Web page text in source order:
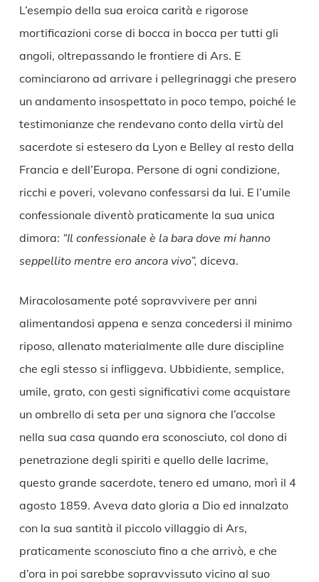
L’esempio della sua eroica carità e rigorose
mortificazioni corse di bocca in bocca per tutti gli
angoli, oltrepassando le frontiere di Ars. E
cominciarono ad arrivare i pellegrinaggi che presero
un andamento insospettato in poco tempo, poiché le
testimonianze che rendevano conto della virtù del
sacerdote si estesero da Lyon e Belley al resto della
Francia e dell’Europa. Persone di ogni condizione,
ricchi e poveri, volevano confessarsi da lui. E l’umile
confessionale diventò praticamente la sua unica
dimora: “Il confessionale è la bara dove mi hanno
seppellito mentre ero ancora vivo”, diceva.
Miracolosamente poté sopravvivere per anni
alimentandosi appena e senza concedersi il minimo
riposo, allenato materialmente alle dure discipline
che egli stesso si infliggeva. Ubbidiente, semplice,
umile, grato, con gesti significativi come acquistare
un ombrello di seta per una signora che l’accolse
nella sua casa quando era sconosciuto, col dono di
penetrazione degli spiriti e quello delle lacrime,
questo grande sacerdote, tenero ed umano, morì il 4
agosto 1859. Aveva dato gloria a Dio ed innalzato
con la sua santità il piccolo villaggio di Ars,
praticamente sconosciuto fino a che arrivò, e che
d’ora in poi sarebbe sopravvissuto vicino al suo